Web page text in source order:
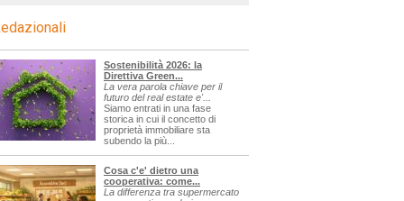
Sostenibilità 2026: la
Direttiva Green...
La vera parola chiave per il
futuro del real estate e'...
Siamo entrati in una fase
storica in cui il concetto di
proprietà immobiliare sta
subendo la più...
Cosa c'e' dietro una
cooperativa: come...
La differenza tra supermercato